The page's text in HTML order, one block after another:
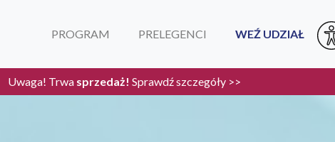
PROGRAM PRELEGENCI WEŹ UDZIAŁ
Uwaga! Trwa sprzedaż! Sprawdź szczegóły >>